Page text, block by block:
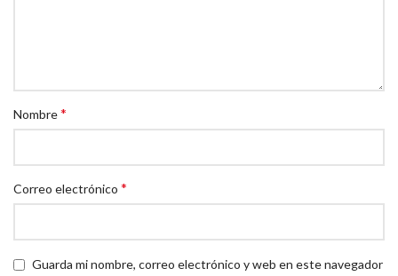
Hasta 11 kg: 1 bocado al día.
Más de 35 kg: 3 bocados al día.
Nombre*
Correo electrónico *
Guarda mi nombre, correo electrónico y web en este navegador